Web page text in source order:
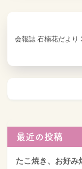
会報誌 石楠花だより
最近の投稿
たこ焼き、お好み